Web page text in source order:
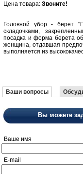
Цена товара: Звоните!
Головной убор - берет
складочками,
посадка и форма берета
женщина, отдавшая
выполняется из
Ваши вопросы
Вы можете
Ваше имя
E-mail